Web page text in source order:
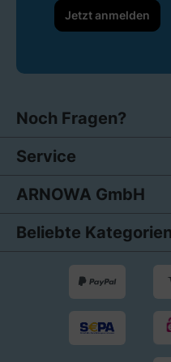
Jetzt anmelden
Noch Fragen?
Service
ARNOWA GmbH
Beliebte Kategorien